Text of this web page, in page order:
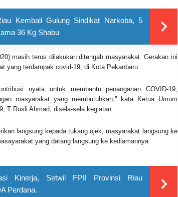
Kembali Gulung Sindikat Narkoba, 5
36 Kg Shabu
masih terus dilakukan ditengah masyarakat. Gerakan ini
yang terdampak covid-19, di Kota Pekanbaru.
nyata untuk membantu penanganan COVID-19,
masyarakat yang membutuhkan," kata Ketua Umum
T Rusli Ahmad, disela-sela kegiatan.
langsung kepada tukang ojek, masyarakat langsung ke
yang datang langsung ke kediamannya.
Kinerja, Setwil FPII Provinsi Riau
Perdana.